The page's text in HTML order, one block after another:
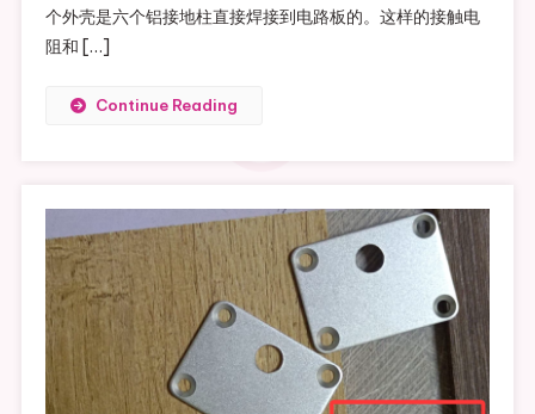
个外壳是六个铝接地柱直接焊接到电路板的。这样的接触电
阻和 […]
Continue Reading